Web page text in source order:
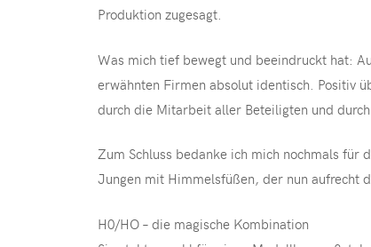
Produktion zugesagt.
Was mich tief bewegt und beeindruckt hat:
erwähnten Firmen absolut identisch. Positiv
durch die Mitarbeit aller Beteiligten und
Zum Schluss bedanke ich mich nochmals
Jungen mit Himmelsfüßen, der nun aufrecht
H0/HO – die magische Kombination